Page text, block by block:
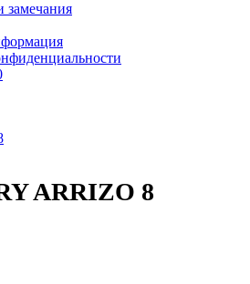
замечания
ARRIZO 8